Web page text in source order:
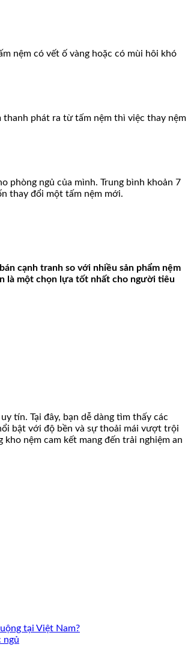
nệm có vết ố vàng hoặc có mùi hôi khó
phát ra từ tấm nệm thì việc thay nệm
phòng ngủ của mình. Trung bình khoản 7
thay đổi một tấm nệm mới.
cạnh tranh so với nhiều sản phẩm nệm
là một chọn lựa tốt nhất cho người tiêu
tín. Tại đây, bạn dễ dàng tìm thấy các
bật với độ bền và sự thoải mái vượt trội
nệm cam kết mang đến trải nghiệm an
tại Việt Nam?
ngủ